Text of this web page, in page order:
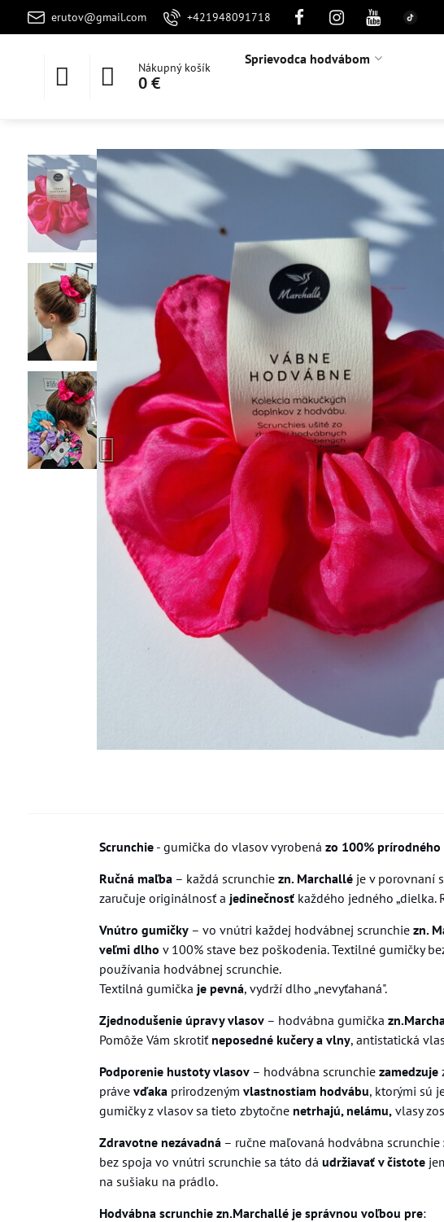
erutov@gmail.com +421948091718
Nákupný košík
0 €
Sprievodca hodvábom
Scrunchie- gumička do vlasov vyrobená zo 100%
Ručná maľba – každá scrunchie zn. Marchalléje v porovnaní
zaručuje originálnosť a jedinečnosťkaždého jedného „dielka.
Vnútro gumičky– vo vnútri každej hodvábnej scrunchie zn.
veľmi dlho v 100% stave bez poškodenia. Textilné gumičky
používania hodvábnej scrunchie.
Textilná gumička je pevná, vydrží dlho „nevyťahaná".
Zjednodušenie úpravy vlasov– hodvábna gumička
Pomôže Vám skrotiť neposedné kučery a vlny, antistatická
Podporenie hustoty vlasov– hodvábna scrunchiezamedzuje
právevďaka prirodzeným vlastnostiam hodvábu, ktorými sú
gumičky z vlasov sa tieto zbytočne netrhajú, nelámu, vlasy
Zdravotne nezávadná – ručne maľovaná hodvábna scrunchie
bez spoja vo vnútri scrunchie sa táto dá udržiavať v čistote
na sušiaku na prádlo.
Hodvábna scrunchie zn.Marchallé je správnou voľbou pre: